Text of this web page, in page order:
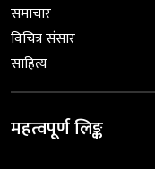
समाचार
विचित्र संसार
साहित्य
महत्वपूर्ण लिङ्क